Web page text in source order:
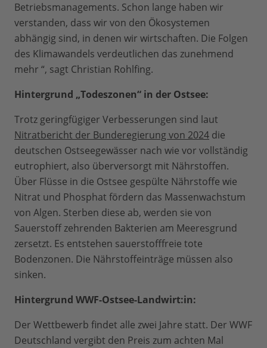
Betriebsmanagements. Schon lange haben wir
verstanden, dass wir von den Ökosystemen
abhängig sind, in denen wir wirtschaften. Die Folgen
des Klimawandels verdeutlichen das zunehmend
mehr “, sagt Christian Rohlfing.
Hintergrund „Todeszonen“ in der Ostsee:
Trotz geringfügiger Verbesserungen sind laut
Nitratbericht der Bunderegierung von 2024 die
deutschen Ostseegewässer nach wie vor vollständig
eutrophiert, also überversorgt mit Nährstoffen.
Über Flüsse in die Ostsee gespülte Nährstoffe wie
Nitrat und Phosphat fördern das Massenwachstum
von Algen. Sterben diese ab, werden sie von
Sauerstoff zehrenden Bakterien am Meeresgrund
zersetzt. Es entstehen sauerstofffreie tote
Bodenzonen. Die Nährstoffeinträge müssen also
sinken.
Hintergrund WWF-Ostsee-Landwirt:in:
Der Wettbewerb findet alle zwei Jahre statt. Der WWF
Deutschland vergibt den Preis zum achten Mal